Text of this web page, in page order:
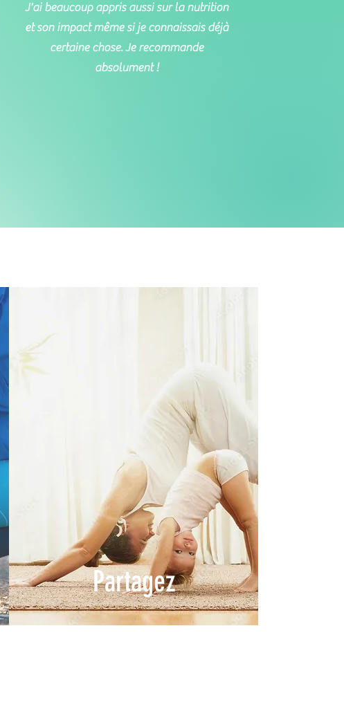
J'ai beaucoup appris aussi sur la nutrition
et son impact même si je connaissais déjà
certaine chose. Je recommande
absolument !
Partagez